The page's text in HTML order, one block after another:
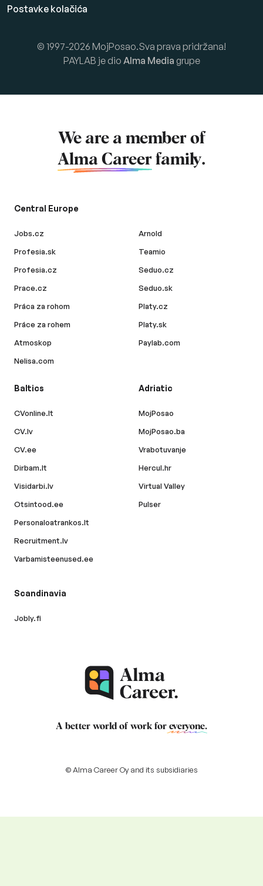
Postavke kolačića
© 1997-2026 MojPosao.Sva prava pridržana!
PAYLAB je dio Alma Media grupe
We are a member of
Alma Career family.
Central Europe
Jobs.cz
Profesia.sk
Profesia.cz
Prace.cz
Práca za rohom
Práce za rohem
Atmoskop
Nelisa.com
Arnold
Teamio
Seduo.cz
Seduo.sk
Platy.cz
Platy.sk
Paylab.com
Baltics
CVonline.lt
CV.lv
CV.ee
Dirbam.lt
Visidarbi.lv
Otsintood.ee
Personaloatrankos.lt
Recruitment.lv
Varbamisteenused.ee
Adriatic
MojPosao
MojPosao.ba
Vrabotuvanje
Hercul.hr
Virtual Valley
Pulser
Scandinavia
Jobly.fi
A better world of work for everyone.
© Alma Career Oy and its subsidiaries